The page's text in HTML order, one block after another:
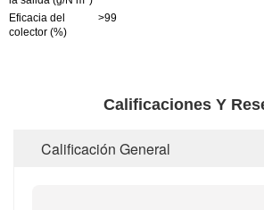
Eficacia del
colector (%)
>99
Calificaciones Y
Calificación General